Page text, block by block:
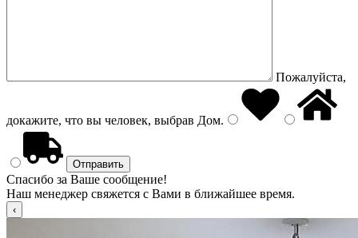
Пожалуйста,
докажите, что вы человек, выбрав Дом.
Спасибо за Ваше сообщение!
Наш менеджер свяжется с Вами в ближайшее время.